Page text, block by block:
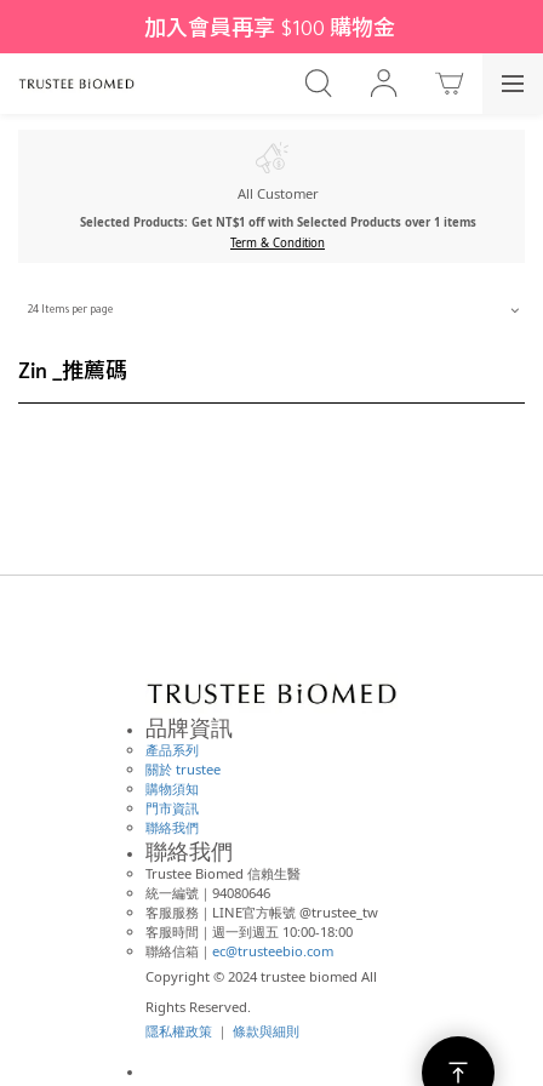
加入會員再享 $100 購物金
All Customer
Selected Products: Get NT$1 off with Selected Products over 1 items
Term & Condition
24 Items per page
Zin _推薦碼
品牌資訊
產品系列
關於 trustee
購物須知
門市資訊
聯絡我們
聯絡我們
Trustee Biomed 信賴生醫
統一編號｜94080646
客服服務｜LINE官方帳號 @trustee_tw
客服時間｜週一到週五 10:00-18:00
聯絡信箱｜ ec@trusteebio.com
Copyright © 2024 trustee biomed All
Rights Reserved.
隱私權政策 ｜ 條款與細則